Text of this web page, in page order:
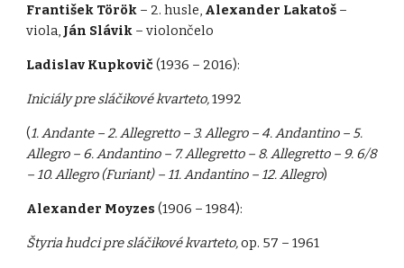
František Török – 2. husle, Alexander Lakatoš –
viola, Ján Slávik – violončelo
Ladislav Kupkovič(1936 – 2016):
Iniciály pre sláčikové kvarteto,1992
(1. Andante – 2. Allegretto – 3. Allegro – 4. Andantino – 5.
Allegro – 6. Andantino – 7. Allegretto – 8. Allegretto – 9. 6/8
– 10. Allegro (Furiant) – 11. Andantino – 12. Allegro)
Alexander Moyzes(1906 – 1984):
Štyria hudci pre sláčikové kvarteto,op. 57 – 1961